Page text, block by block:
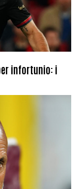
infortunio: i